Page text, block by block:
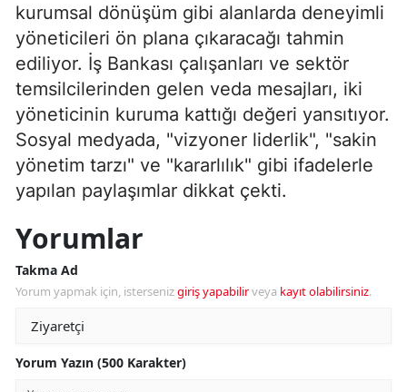
kurumsal dönüşüm gibi alanlarda deneyimli
yöneticileri ön plana çıkaracağı tahmin
ediliyor. İş Bankası çalışanları ve sektör
temsilcilerinden gelen veda mesajları, iki
yöneticinin kuruma kattığı değeri yansıtıyor.
Sosyal medyada, "vizyoner liderlik", "sakin
yönetim tarzı" ve "kararlılık" gibi ifadelerle
yapılan paylaşımlar dikkat çekti.
Yorumlar
Takma Ad
Yorum yapmak için, istersenizgiriş yapabilirveya kayıt olabilirsiniz.
Yorum Yazın (500 Karakter)